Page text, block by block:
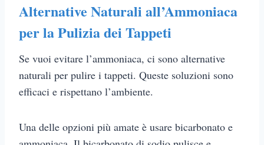
Alternative Naturali all’Ammoniaca
per la Pulizia dei Tappeti
Se vuoi evitare l’ammoniaca, ci sono alternative
naturali per pulire i tappeti. Queste soluzioni sono
efficaci e rispettano l’ambiente.
Una delle opzioni più amate è usare bicarbonato e